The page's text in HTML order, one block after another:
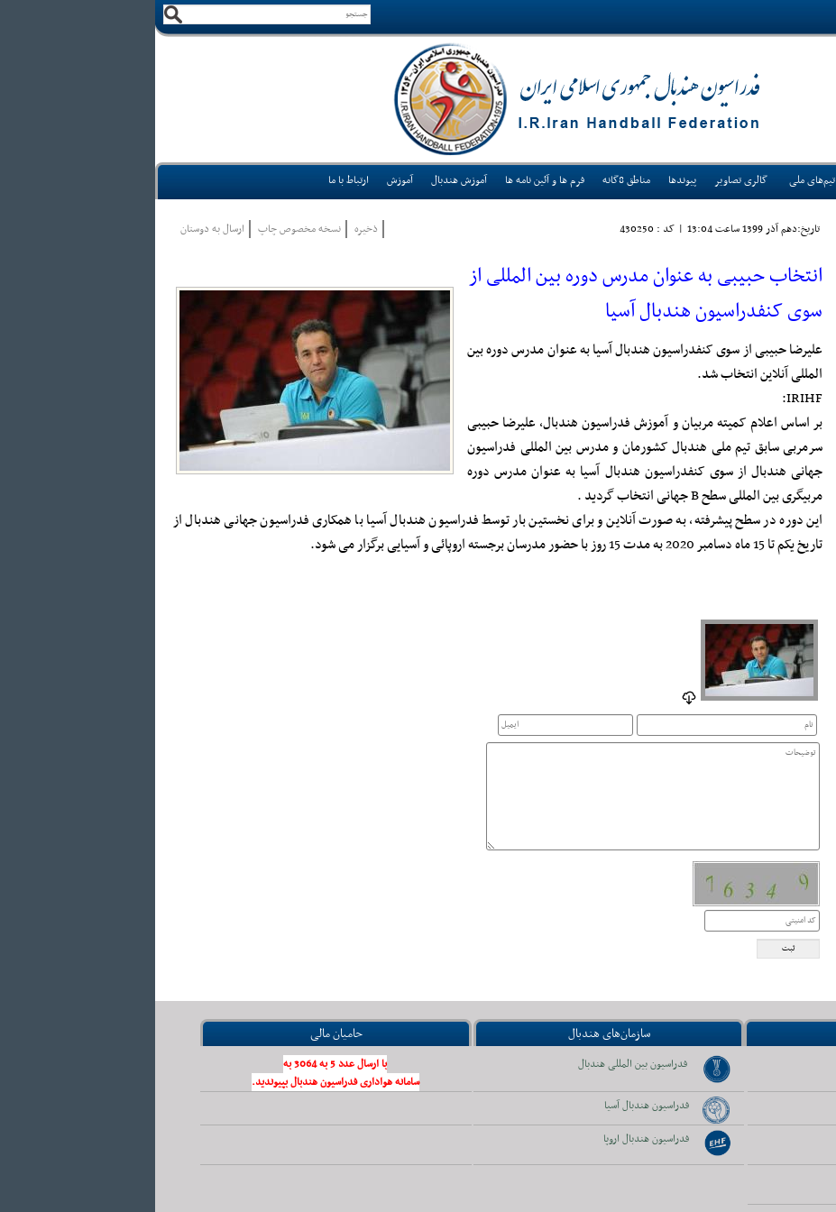
تیم‌های ملی گالری تصاویر پیوندها مناطق 8گانه فرم ها و آئین نامه ها آموزش هندبال آموزش ارتباط با ما
تاريخ:دهم آذر 1399 ساعت 13:04 | کد : 430250 ذخيره نسخه مخصوص چاپ ارسال به دوستان
انتخاب حبیبی به عنوان مدرس دوره بین المللی از
سوی کنفدراسیون هندبال آسیا
علیرضا حبیبی از سوی کنفدراسیون هندبال آسیا به عنوان مدرس دوره بین
المللی آنلاین انتخاب شد.
IRIHF:
بر اساس اعلام کمیته مربیان و آموزش فدراسیون هندبال، علیرضا حبیبی
سرمربی سابق تیم ملی هندبال کشورمان و مدرس بین المللی فدراسیون
جهانی هندبال از سوی کنفدراسیون هندبال آسیا به عنوان مدرس دوره
مربیگری بین المللی سطح B جهانی انتخاب گردید .
این دوره در سطح پیشرفته، به صورت آنلاین و برای نخستین بار توسط فدراسیون هندبال آسیا با همکاری فدراسیون جهانی هندبال از
تاریخ یکم تا 15 ماه دسامبر 2020 به مدت 15 روز با حضور مدرسان برجسته اروپائی و آسیایی برگزار می شود.
سازمان‌های هندبال حامیان مالی
فدراسیون بین المللی هندبال
با ارسال عدد 5 به 3064 به
سامانه هواداری فدراسیون هندبال بپیوندید.
فدراسیون هندبال آسیا
فدراسیون هندبال اروپا